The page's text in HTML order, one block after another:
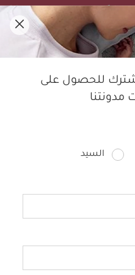
بخصم لغاية 50%.
الحمل
للحصول على
مدونتنا
السيد